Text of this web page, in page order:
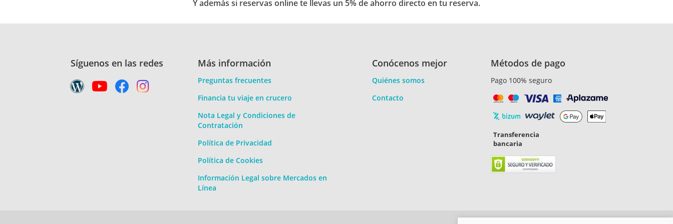
08/08/2022
española.
Barco
10 Atención
Y además si reservas online te llevas un 5% de ahorro directo en tu reserva.
Síguenos en las redes Más información
Preguntas frecuentes
Financia tu viaje en crucero
Nota Legal y Condiciones de
Contratación
Política de Privacidad
Política de Cookies
Información Legal sobre Mercados en
Línea
Conócenos mejor
Quiénes somos
Contacto
Métodos de pago
Pago 100% seguro
Transferencia
bancaria